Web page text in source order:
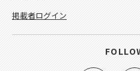
掲載者ログイン